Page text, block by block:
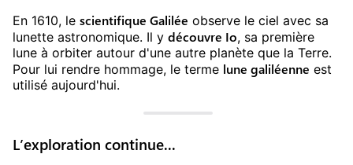
En 1610, le scientifique Galilée observe le ciel avec sa
lunette astronomique. Il y découvre Io, sa première
lune à orbiter autour d'une autre planète que la Terre.
Pour lui rendre hommage, le terme lune galiléenne est
utilisé aujourd'hui.
L’exploration continue...